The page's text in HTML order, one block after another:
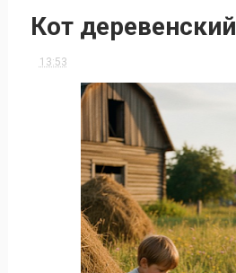
Кот деревенский
13:53